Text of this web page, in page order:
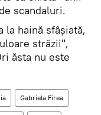
scandaluri.
la haină sfâşiată,
străzii",
ăsta nu este
Gabriela Firea